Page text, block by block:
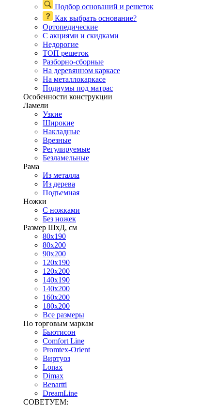
Подбор оснований и решеток
Как выбрать основание?
Ортопедические
С акциями и скидками
Недорогие
ТОП решеток
Разборно-сборные
На деревянном каркасе
На металлокаркасе
Подиумы под матрас
Особенности конструкции
Ламели
Узкие
Широкие
Накладные
Врезные
Регулируемые
Безламельные
Рама
Из металла
Из дерева
Подъемная
Ножки
С ножками
Без ножек
Размер ШхД, см
80х190
80х200
90х200
120х190
120х200
140х190
140х200
160х200
180х200
Все размеры
По торговым маркам
Бьютисон
Comfort Line
Promtex-Orient
Виртуоз
Lonax
Dimax
Benartti
DreamLine
СОВЕТУЕМ: